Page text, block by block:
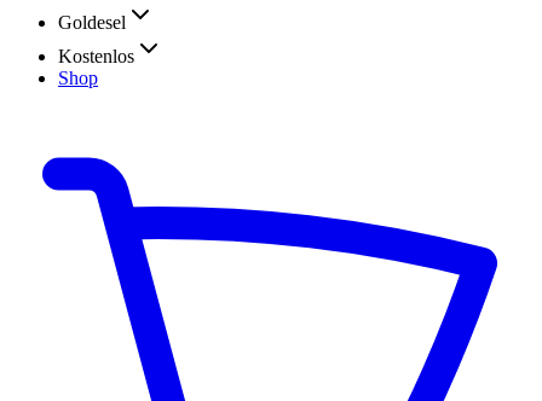
Goldesel
Kostenlos
Shop